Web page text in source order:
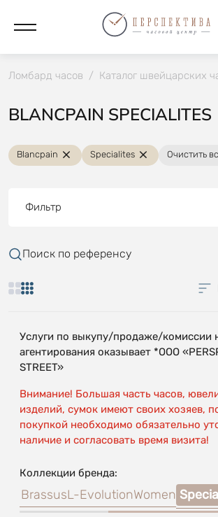
Ломбард часов / Каталог швейцарских
BLANCPAIN SPECIALITES
Blancpain Specialites Очистить
Фильтр
Поиск по референсу
Услуги по выкупу/продаже/комиссии
агентирования оказывает *OOO
STREET»
Внимание! Большая часть часов,
изделий, сумок имеют своих хозяев,
покупкой необходимо обязательно
наличие и согласовать время визита!
Коллекции бренда:
Le BrassusL-EvolutionWomen